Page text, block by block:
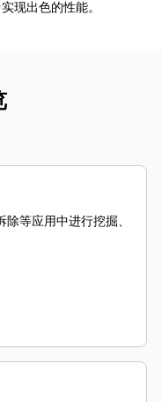
现出色的性能。
等应用中进行挖掘、